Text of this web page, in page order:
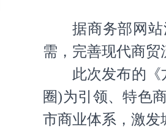
据商务部网
需，完善现代商
此次发布的
圈)为引领、特色
市商业体系，激发